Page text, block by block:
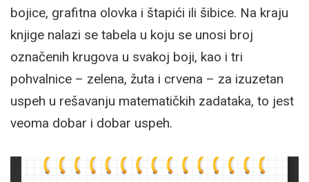
bojice, grafitna olovka i štapići ili šibice. Na kraju
knjige nalazi se tabela u koju se unosi broj
označenih krugova u svakoj boji, kao i tri
pohvalnice – zelena, žuta i crvena – za izuzetan
uspeh u rešavanju matematičkih zadataka, to jest
veoma dobar i dobar uspeh.